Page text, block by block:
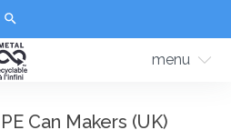
menu
Can Makers (UK)